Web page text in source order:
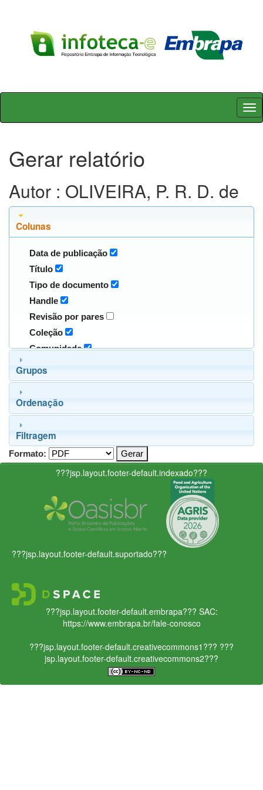
Skip
Gerar relatório
Autor : OLIVEIRA, P. R. D. de
Colunas
Data de publicação
Título
Tipo de documento
Handle
Revisão por pares
Coleção
Comunidade
Grupos
Ordenação
Filtragem
Formato:
???jsp.layout.footer-default.indexado???
???jsp.layout.footer-default.suportado???
???jsp.layout.footer-default.embrapa??? SAC:
https://www.embrapa.br/fale-conosco
???jsp.layout.footer-default.creativecommons1??? ???
jsp.layout.footer-default.creativecommons2???